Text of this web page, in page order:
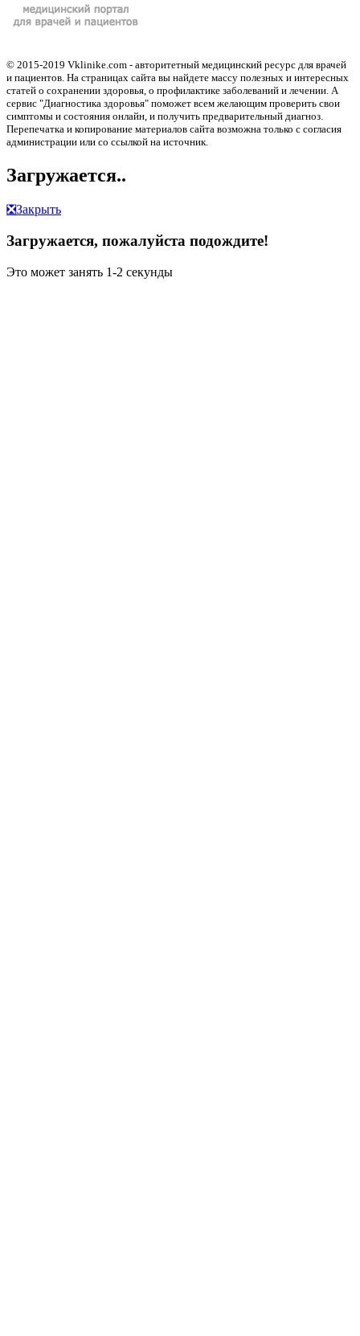
© 2015-2019 Vklinike.com - авторитетный медицинский ресурс для врачей
и пациентов. На страницах сайта вы найдете массу полезных и интересных
статей о сохранении здоровья, о профилактике заболеваний и лечении. А
сервис "Диагностика здоровья" поможет всем желающим проверить свои
симптомы и состояния онлайн, и получить предварительный диагноз.
Перепечатка и копирование материалов сайта возможна только с согласия
администрации или со ссылкой на источник.
Загружается..
❎Закрыть
Загружается, пожалуйста подождите!
Это может занять 1-2 секунды